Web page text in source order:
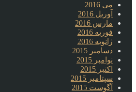
می 2016
آوریل 2016
مارس 2016
فوریه 2016
ژانویه 2016
دسامبر 2015
نوامبر 2015
اکتبر 2015
سپتامبر 2015
آگوست 2015